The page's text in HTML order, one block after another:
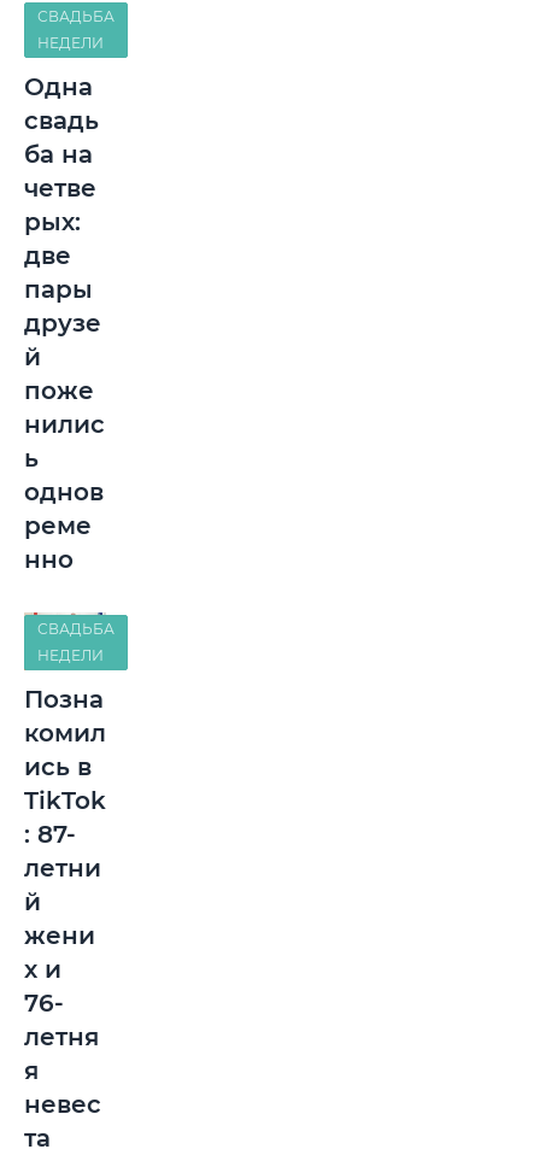
СВАДЬБА
НЕДЕЛИ
Одна
свадь
ба на
четве
рых:
две
пары
друзе
й
поже
нилис
ь
однов
реме
нно
СВАДЬБА
НЕДЕЛИ
Позна
комил
ись в
TikTok
: 87-
летни
й
жени
х и
76-
летня
я
невес
та